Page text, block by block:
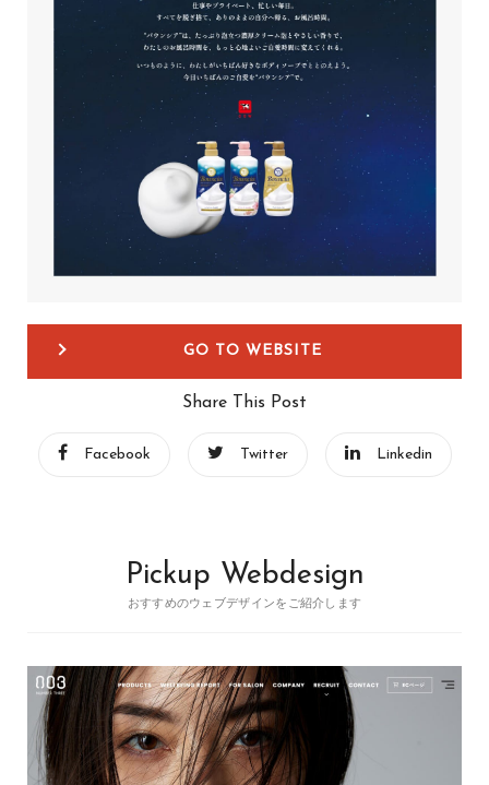
GO TO WEBSITE
Share This Post
Facebook Twitter Linkedin
Pickup Webdesign
おすすめのウェブデザインをご紹介します